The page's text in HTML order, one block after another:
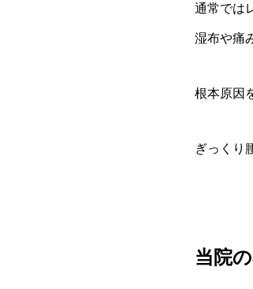
通常では
湿布や痛
根本原因
ぎっくり
当院